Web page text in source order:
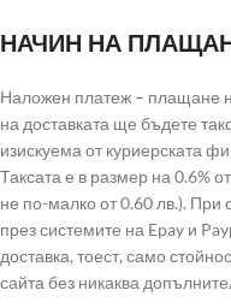
НАЧИН НА
Наложен платеж – плащане
на доставката ще бъдете
изискуема от куриерската
Таксата е в размер на 0.6%
не по-малко от 0.60 лв.).
през системите на Epay и
доставка, тоест, само
сайта без никаква